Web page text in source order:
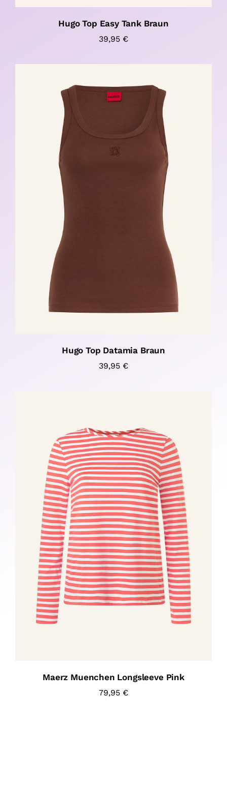
Hugo Top Easy Tank Braun
39,95 €
Hugo Top Datamia Braun
39,95 €
Maerz Muenchen Longsleeve Pink
79,95 €